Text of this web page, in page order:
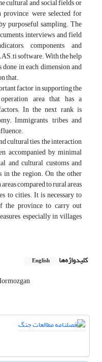
cultural and social fields or
were selected for
purposeful sampling. The
interviews and field
components and
software. With the help
in each dimension and
that.
factor in supporting the
area that has a
In the next rank is
Immigrants, tribes and
cultural ties, the interaction
accompanied by minimal
and cultural customs and
in the region. On the other
compared to rural areas
to cities. It is necessary to
the province to carry out
especially in villages
کلیدواژه‌ها English